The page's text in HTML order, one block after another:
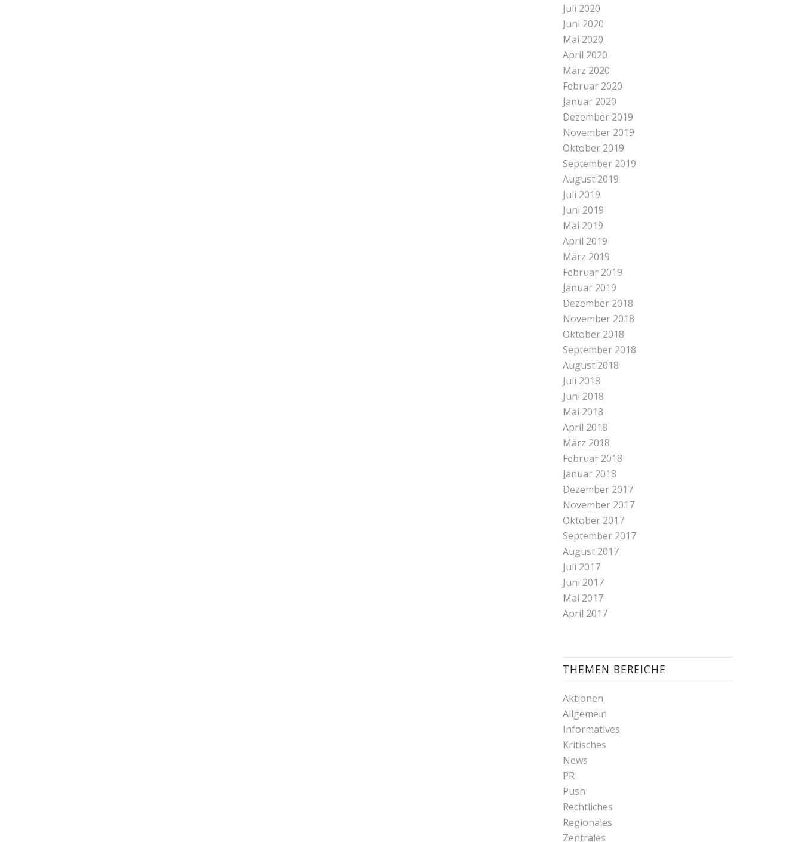
Juli 2020
Juni 2020
Mai 2020
April 2020
März 2020
Februar 2020
Januar 2020
Dezember 2019
November 2019
Oktober 2019
September 2019
August 2019
Juli 2019
Juni 2019
Mai 2019
April 2019
März 2019
Februar 2019
Januar 2019
Dezember 2018
November 2018
Oktober 2018
September 2018
August 2018
Juli 2018
Juni 2018
Mai 2018
April 2018
März 2018
Februar 2018
Januar 2018
Dezember 2017
November 2017
Oktober 2017
September 2017
August 2017
Juli 2017
Juni 2017
Mai 2017
April 2017
THEMEN BEREICHE
Aktionen
Allgemein
Informatives
Kritisches
News
PR
Push
Rechtliches
Regionales
Zentrales